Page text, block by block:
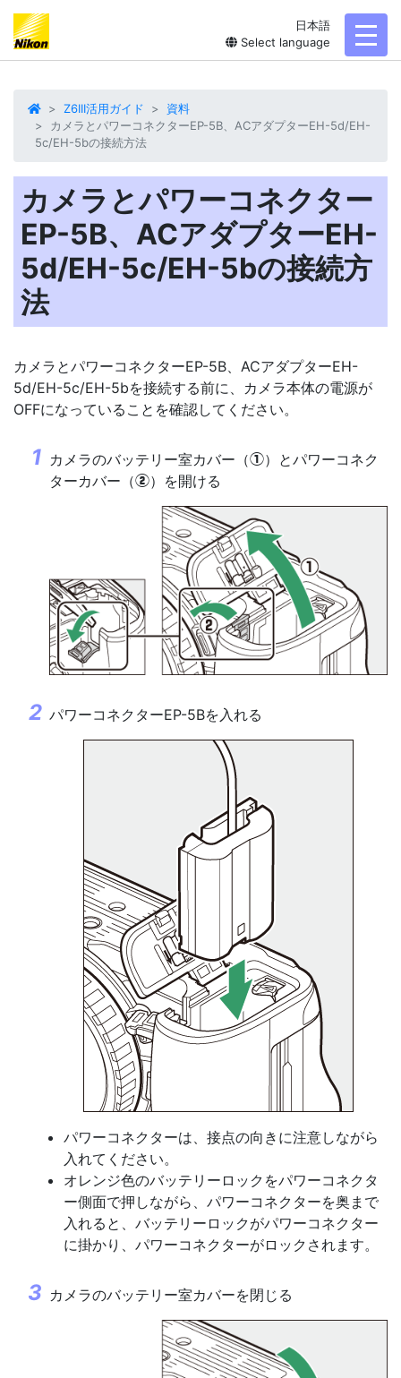
日本語
Select language
Z6III活用ガイド
資料
カメラとパワーコネクターEP-5B、ACアダプターEH-5d/EH-
5c/EH-5bの接続方法
カメラとパワーコネクター
EP-5B、ACアダプターEH-
5d/EH-5c/EH-5bの接続方
法
カメラとパワーコネクターEP-5B、 ACアダプターEH-
5d/EH-5c/EH-5bを接続する前に、カメラ本体の電源が
OFFになっていることを確認してください。
カメラのバッテリー室カバー（q）とパワーコネク
ターカバー（w）を開ける
パワーコネクターEP-5Bを入れる
パワーコネクターは、接点の向きに注意しながら
入れてください。
オレンジ色のバッテリーロックをパワーコネクタ
ー側面で押しながら、パワーコネクターを奥まで
入れると、バッテリーロックがパワーコネクター
に掛かり、パワーコネクターがロックされます。
カメラのバッテリー室カバーを閉じる